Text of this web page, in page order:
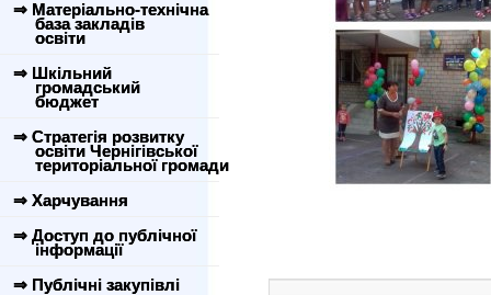
⇒ Матеріально-технічна
база закладів
освіти
⇒ Шкільний
громадський
бюджет
⇒ Стратегія розвитку
освіти Чернігівської
територіальної громади
⇒ Харчування
⇒ Доступ до публічної
інформації
⇒ Публічні закупівлі